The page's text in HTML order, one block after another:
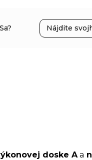
Nájdite
doske Aa